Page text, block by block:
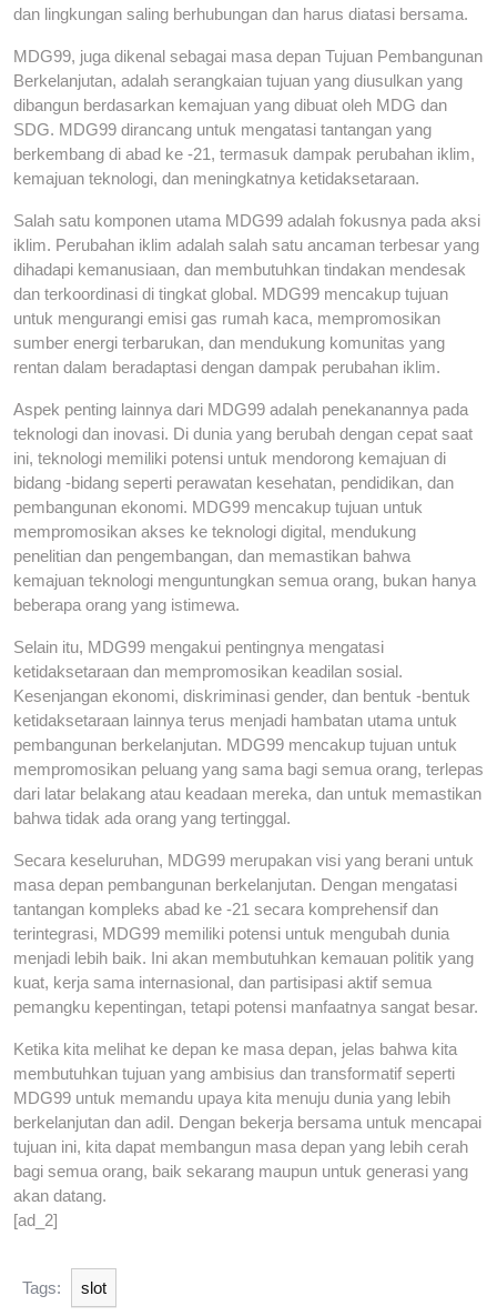
dan lingkungan saling berhubungan dan harus diatasi bersama.
MDG99, juga dikenal sebagai masa depan Tujuan Pembangunan
Berkelanjutan, adalah serangkaian tujuan yang diusulkan yang
dibangun berdasarkan kemajuan yang dibuat oleh MDG dan
SDG. MDG99 dirancang untuk mengatasi tantangan yang
berkembang di abad ke -21, termasuk dampak perubahan iklim,
kemajuan teknologi, dan meningkatnya ketidaksetaraan.
Salah satu komponen utama MDG99 adalah fokusnya pada aksi
iklim. Perubahan iklim adalah salah satu ancaman terbesar yang
dihadapi kemanusiaan, dan membutuhkan tindakan mendesak
dan terkoordinasi di tingkat global. MDG99 mencakup tujuan
untuk mengurangi emisi gas rumah kaca, mempromosikan
sumber energi terbarukan, dan mendukung komunitas yang
rentan dalam beradaptasi dengan dampak perubahan iklim.
Aspek penting lainnya dari MDG99 adalah penekanannya pada
teknologi dan inovasi. Di dunia yang berubah dengan cepat saat
ini, teknologi memiliki potensi untuk mendorong kemajuan di
bidang -bidang seperti perawatan kesehatan, pendidikan, dan
pembangunan ekonomi. MDG99 mencakup tujuan untuk
mempromosikan akses ke teknologi digital, mendukung
penelitian dan pengembangan, dan memastikan bahwa
kemajuan teknologi menguntungkan semua orang, bukan hanya
beberapa orang yang istimewa.
Selain itu, MDG99 mengakui pentingnya mengatasi
ketidaksetaraan dan mempromosikan keadilan sosial.
Kesenjangan ekonomi, diskriminasi gender, dan bentuk -bentuk
ketidaksetaraan lainnya terus menjadi hambatan utama untuk
pembangunan berkelanjutan. MDG99 mencakup tujuan untuk
mempromosikan peluang yang sama bagi semua orang, terlepas
dari latar belakang atau keadaan mereka, dan untuk memastikan
bahwa tidak ada orang yang tertinggal.
Secara keseluruhan, MDG99 merupakan visi yang berani untuk
masa depan pembangunan berkelanjutan. Dengan mengatasi
tantangan kompleks abad ke -21 secara komprehensif dan
terintegrasi, MDG99 memiliki potensi untuk mengubah dunia
menjadi lebih baik. Ini akan membutuhkan kemauan politik yang
kuat, kerja sama internasional, dan partisipasi aktif semua
pemangku kepentingan, tetapi potensi manfaatnya sangat besar.
Ketika kita melihat ke depan ke masa depan, jelas bahwa kita
membutuhkan tujuan yang ambisius dan transformatif seperti
MDG99 untuk memandu upaya kita menuju dunia yang lebih
berkelanjutan dan adil. Dengan bekerja bersama untuk mencapai
tujuan ini, kita dapat membangun masa depan yang lebih cerah
bagi semua orang, baik sekarang maupun untuk generasi yang
akan datang.
[ad_2]
Tags: slot